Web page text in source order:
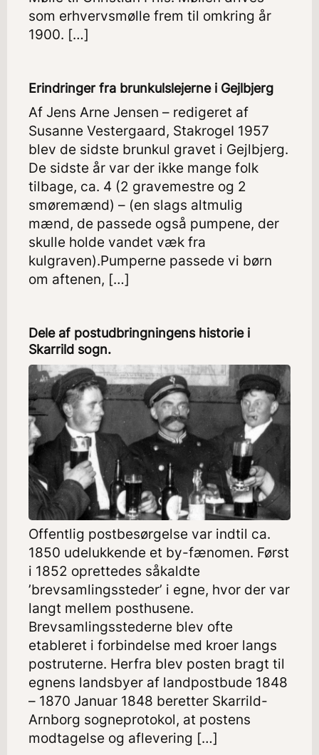
som erhvervsmølle frem til omkring år
1900. […]
Erindringer fra brunkulslejerne i Gejlbjerg
Af Jens Arne Jensen – redigeret af
Susanne Vestergaard, StakrogeI 1957
blev de sidste brunkul gravet i Gejlbjerg.
De sidste år var der ikke mange folk
tilbage, ca. 4 (2 gravemestre og 2
smøremænd) – (en slags altmulig
mænd, de passede også pumpene, der
skulle holde vandet væk fra
kulgraven).Pumperne passede vi børn
om aftenen, […]
Dele af postudbringningens historie i
Skarrild sogn.
Offentlig postbesørgelse var indtil ca.
1850 udelukkende et by-fænomen. Først
i 1852 oprettedes såkaldte
’brevsamlingssteder’ i egne, hvor der var
langt mellem posthusene.
Brevsamlingsstederne blev ofte
etableret i forbindelse med kroer langs
postruterne. Herfra blev posten bragt til
egnens landsbyer af landpostbude 1848
– 1870 Januar 1848 beretter Skarrild-
Arnborg sogneprotokol, at postens
modtagelse og aflevering […]